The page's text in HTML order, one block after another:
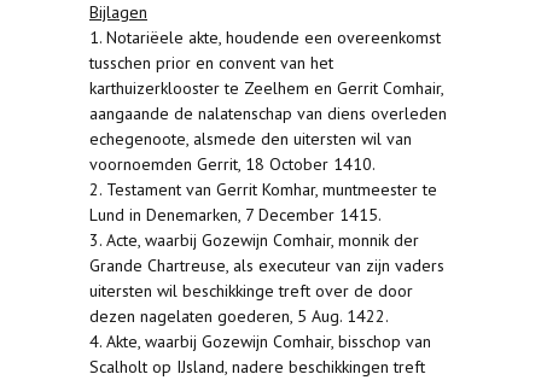
Bijlagen
1. Notariëele akte, houdende een overeenkomst
tusschen prior en convent van het
karthuizerklooster te Zeelhem en Gerrit Comhair,
aangaande de nalatenschap van diens overleden
echegenoote, alsmede den uitersten wil van
voornoemden Gerrit, 18 October 1410.
2. Testament van Gerrit Komhar, muntmeester te
Lund in Denemarken, 7 December 1415.
3. Acte, waarbij Gozewijn Comhair, monnik der
Grande Chartreuse, als executeur van zijn vaders
uitersten wil beschikkinge treft over de door
dezen nagelaten goederen, 5 Aug. 1422.
4. Akte, waarbij Gozewijn Comhair, bisschop van
Scalholt op IJsland, nadere beschikkingen treft